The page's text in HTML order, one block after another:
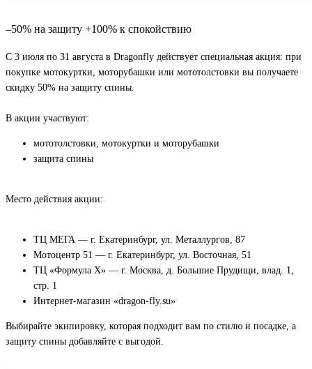
–50% на защиту +100% к спокойствию
С 3 июля по 31 августа в Dragonfly действует специальная акция: при
покупке мотокуртки, моторубашки или мототолстовки вы получаете
скидку 50% на защиту спины.
В акции участвуют:
мототолстовки, мотокуртки и моторубашки
защита спины
Место действия акции:
ТЦ МЕГА — г. Екатеринбург, ул. Металлургов, 87
Мотоцентр 51 — г. Екатеринбург, ул. Восточная, 51
ТЦ «Формула Х» — г. Москва, д. Большие Прудищи, влад. 1,
стр. 1
Интернет-магазин «dragon-fly.su»
Выбирайте экипировку, которая подходит вам по стилю и посадке, а
защиту спины добавляйте с выгодой.